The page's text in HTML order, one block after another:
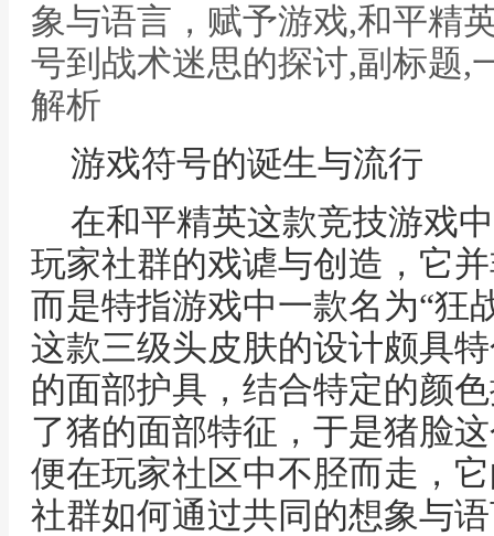
象与语言，赋予游戏,和平精
号到战术迷思的探讨,副标题,
解析
游戏符号的诞生与流行
在和平精英这款竞技游戏
玩家社群的戏谑与创造，它
而是特指游戏中一款名为“狂
这款三级头皮肤的设计颇具
的面部护具，结合特定的颜
了猪的面部特征，于是猪脸
便在玩家社区中不胫而走，
社群如何通过共同的想象与